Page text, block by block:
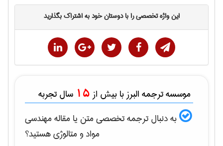
این واژه تخصصی را با دوستان خود به اشتراک بگذارید
موسسه ترجمه البرز با بیش از 15 سال تجربه
به دنبال ترجمه تخصصی متن یا مقالهمهندسی
مواد و متالوژیهستید؟